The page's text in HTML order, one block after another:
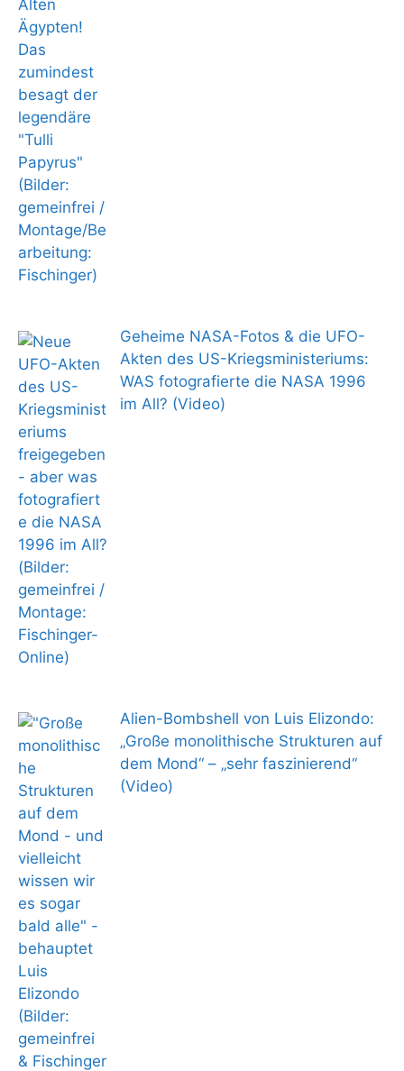
Geheime NASA-Fotos & die UFO-
Akten des US-Kriegsministeriums:
WAS fotografierte die NASA 1996
im All? (Video)
Alien-Bombshell von Luis Elizondo:
„Große monolithische Strukturen auf
dem Mond“ – „sehr faszinierend“
(Video)